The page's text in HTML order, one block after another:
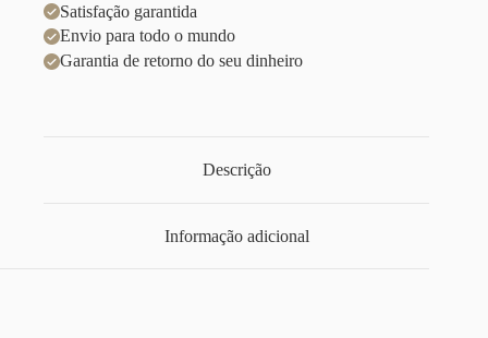
Satisfação garantida
Envio para todo o mundo
Garantia de retorno do seu dinheiro
Descrição
Informação adicional